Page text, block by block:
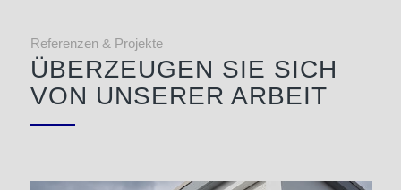
Referenzen & Projekte
ÜBERZEUGEN SIE SICH
VON UNSERER ARBEIT